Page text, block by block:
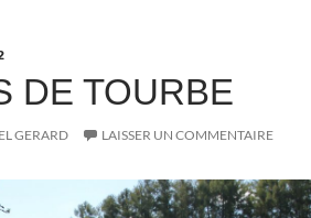
DE TOURBE
GERARD LAISSER UN COMMENTAIRE